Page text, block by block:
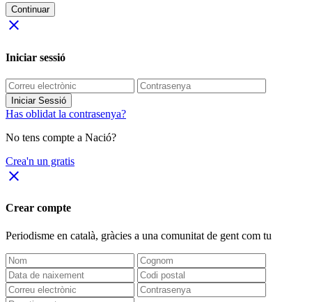
Continuar
close
Iniciar sessió
Iniciar Sessió
Has oblidat la contrasenya?
No tens compte a Nació?
Crea'n un gratis
close
Crear compte
Periodisme en català, gràcies a una comunitat de gent com tu